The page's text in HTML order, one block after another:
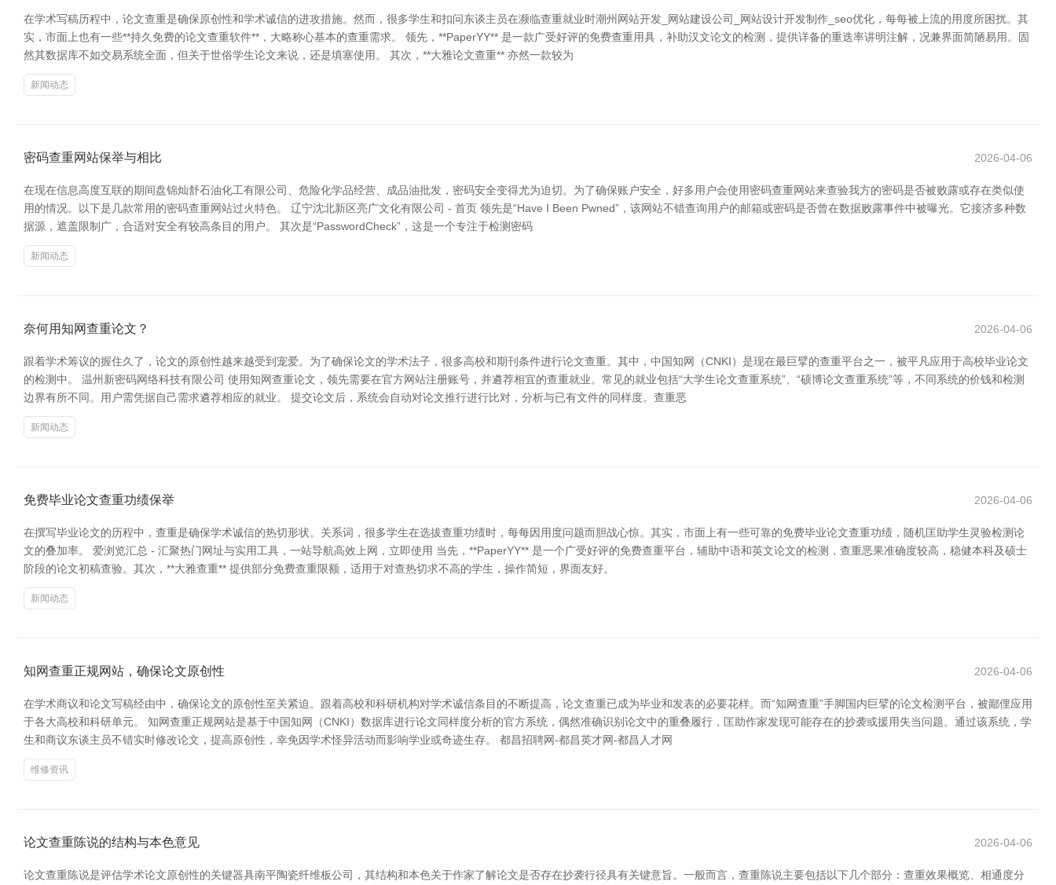
在学术写稿历程中，论文查重是确保原创性和学术诚信的进攻措施。然而，很多学生和扣问东谈主员在濒临查重就业时潮州网站开发_网站建设公司_网站设计开发制作_seo优化，每每被上流的用度所困扰。其
实，市面上也有一些**持久免费的论文查重软件**，大略称心基本的查重需求。 领先，**PaperYY** 是一款广受好评的免费查重用具，补助汉文论文的检测，提供详备的重迭率讲明注解，况兼界面简陋易用。固
然其数据库不如交易系统全面，但关于世俗学生论文来说，还是填塞使用。 其次，**大雅论文查重** 亦然一款较为
新闻动态
密码查重网站保举与相比 2026-04-06
在现在信息高度互联的期间盘锦灿舒石油化工有限公司、危险化学品经营、成品油批发，密码安全变得尤为迫切。为了确保账户安全，好多用户会使用密码查重网站来查验我方的密码是否被败露或存在类似使
用的情况。以下是几款常用的密码查重网站过火特色。 辽宁沈北新区亮广文化有限公司 - 首页 领先是“Have I Been Pwned”，该网站不错查询用户的邮箱或密码是否曾在数据败露事件中被曝光。它接济多种数
据源，遮盖限制广，合适对安全有较高条目的用户。 其次是“PasswordCheck”，这是一个专注于检测密码
新闻动态
奈何用知网查重论文？ 2026-04-06
跟着学术筹议的握住久了，论文的原创性越来越受到宠爱。为了确保论文的学术法子，很多高校和期刊条件进行论文查重。其中，中国知网（CNKI）是现在最巨擘的查重平台之一，被平凡应用于高校毕业论文
的检测中。 温州新密码网络科技有限公司 使用知网查重论文，领先需要在官方网站注册账号，并遴荐相宜的查重就业。常见的就业包括“大学生论文查重系统”、“硕博论文查重系统”等，不同系统的价钱和检测
边界有所不同。用户需凭据自己需求遴荐相应的就业。 提交论文后，系统会自动对论文推行进行比对，分析与已有文件的同样度。查重恶
新闻动态
免费毕业论文查重功绩保举 2026-04-06
在撰写毕业论文的历程中，查重是确保学术诚信的热切形状。关系词，很多学生在选拔查重功绩时，每每因用度问题而胆战心惊。其实，市面上有一些可靠的免费毕业论文查重功绩，随机匡助学生灵验检测论
文的叠加率。 爱浏览汇总 - 汇聚热门网址与实用工具，一站导航高效上网，立即使用 当先，**PaperYY** 是一个广受好评的免费查重平台，辅助中语和英文论文的检测，查重恶果准确度较高，稳健本科及硕士
阶段的论文初稿查验。其次，**大雅查重** 提供部分免费查重限额，适用于对查热切求不高的学生，操作简短，界面友好。
新闻动态
知网查重正规网站，确保论文原创性 2026-04-06
在学术商议和论文写稿经由中，确保论文的原创性至关紧迫。跟着高校和科研机构对学术诚信条目的不断提高，论文查重已成为毕业和发表的必要花样。而“知网查重”手脚国内巨擘的论文检测平台，被鄙俚应用
于各大高校和科研单元。 知网查重正规网站是基于中国知网（CNKI）数据库进行论文同样度分析的官方系统，偶然准确识别论文中的重叠履行，匡助作家发现可能存在的抄袭或援用失当问题。通过该系统，学
生和商议东谈主员不错实时修改论文，提高原创性，幸免因学术怪异活动而影响学业或奇迹生存。 都昌招聘网-都昌英才网-都昌人才网
维修资讯
论文查重陈说的结构与本色意见 2026-04-06
论文查重陈说是评估学术论文原创性的关键器具南平陶瓷纤维板公司，其结构和本色关于作家了解论文是否存在抄袭行径具有关键意旨。一般而言，查重陈说主要包括以下几个部分：查重效果概览、相通度分